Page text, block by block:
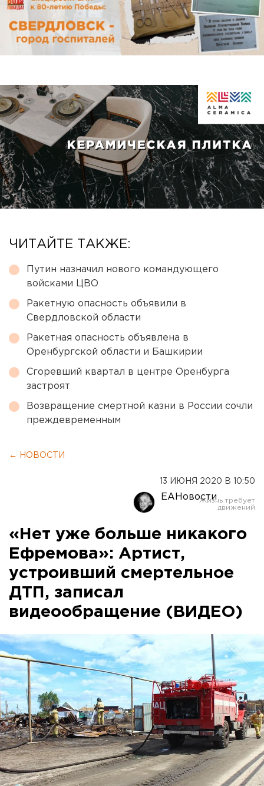
ЧИТАЙТЕ ТАКЖЕ:
Путин назначил нового командующего
войсками ЦВО
Ракетную опасность объявили в
Свердловской области
Ракетная опасность объявлена в
Оренбургской области и Башкирии
Сгоревший квартал в центре Оренбурга
застроят
Возвращение смертной казни в России сочли
преждевременным
← НОВОСТИ
13 ИЮНЯ 2020 В 10:50
ЕАНовости
«Нет уже больше никакого
Ефремова»: Артист,
устроивший смертельное
ДТП, записал
видеообращение (ВИДЕО)